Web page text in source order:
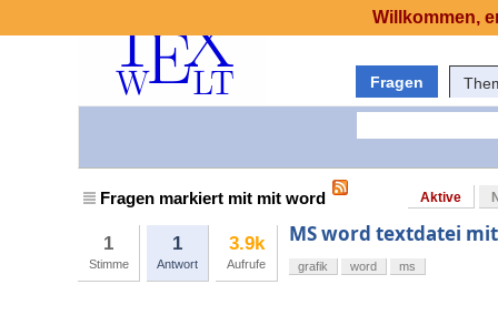
Fragen
Fragen markiert mit mit word Aktive
1
Stimme
1
Antwort
3.9k
Aufrufe
MS word textdatei
grafik word ms
Willkommen,